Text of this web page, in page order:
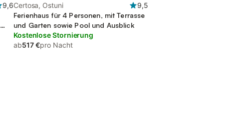
9,6Certosa, Ostuni
9,5
Ferienhaus für 4 Personen, mit Terrasse
und Garten sowie Pool und Ausblick
Kostenlose Stornierung
ab517 €pro Nacht